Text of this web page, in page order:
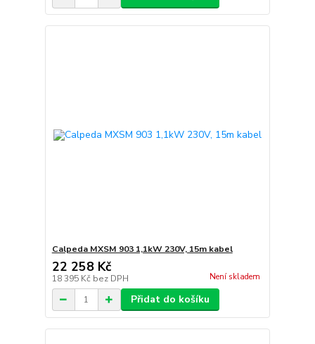
Calpeda MXSM 903 1,1kW 230V, 15m kabel
22 258 Kč
18 395 Kč bez DPH Není skladem
Přidat do košíku